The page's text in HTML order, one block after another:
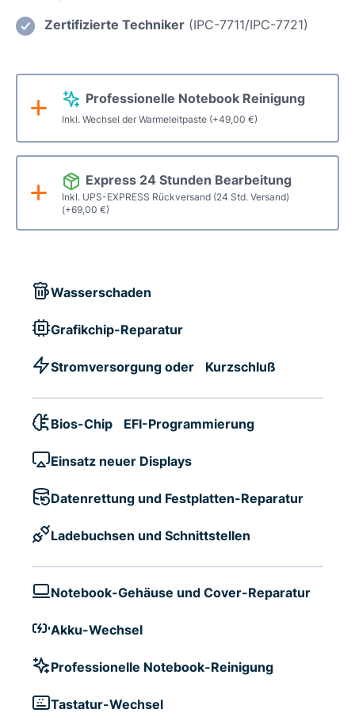
Professionelle Notebook Reinigung
Inkl. Wechsel der Warmeleitpaste (+49,00 €)
Express 24 Stunden Bearbeitung
Inkl. UPS-EXPRESS Rückversand (24 Std. Versand)
(+69,00 €)
Reinigung
Zertifizierte Techniker (IPC-7711/IPC-7721)
Wasserschaden
Grafikchip-Reparatur
Stromversorgung oder Kurzschluß
Bios-Chip EFI-Programmierung
Einsatz neuer Displays
Datenrettung und Festplatten-Reparatur
Ladebuchsen und Schnittstellen
Notebook-Gehäuse und Cover-Reparatur
Akku-Wechsel
Professionelle Notebook-Reinigung
Tastatur-Wechsel